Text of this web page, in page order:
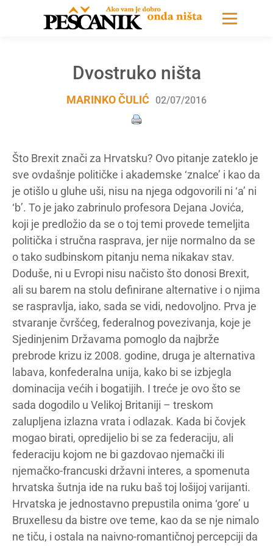
Dvostruko ništa
MARINKO ČULIĆ 02/07/2016
Što Brexit znači za Hrvatsku? Ovo pitanje zateklo je
sve ovdašnje političke i akademske ‘znalce’ i kao da
je otišlo u gluhe uši, nisu na njega odgovorili ni ‘a’ ni
‘b’. To je jako zabrinulo profesora Dejana Jovića,
koji je predložio da se o toj temi provede temeljita
politička i stručna rasprava, jer nije normalno da se
o tako sudbinskom pitanju nema nikakav stav.
Doduše, ni u Evropi nisu načisto što donosi Brexit,
ali su barem na stolu definirane alternative i o njima
se raspravlja, iako, sada se vidi, nedovoljno. Prva je
stvaranje čvršćeg, federalnog povezivanja, koje je
Sjedinjenim Državama pomoglo da najbrže
prebrode krizu iz 2008. godine, druga je alternativa
labava, konfederalna unija, kako bi se izbjegla
dominacija većih i bogatijih. I treće je ovo što se
sada dogodilo u Velikoj Britaniji – treskom
zalupljena izlazna vrata i odlazak. Kada bi čovjek
mogao birati, opredijelio bi se za federaciju, ali
federaciju kojom ne bi gazdovao njemački ili
njemačko-francuski državni interes, a spomenuta
hrvatska šutnja ide na ruku baš toj lošijoj varijanti.
Hrvatska je jednostavno prepustila onima ‘gore’ u
Bruxellesu da bistre ove teme, kao da se nje nimalo
ne tiču, i ostala na naivno-romantičnoj percepciji da